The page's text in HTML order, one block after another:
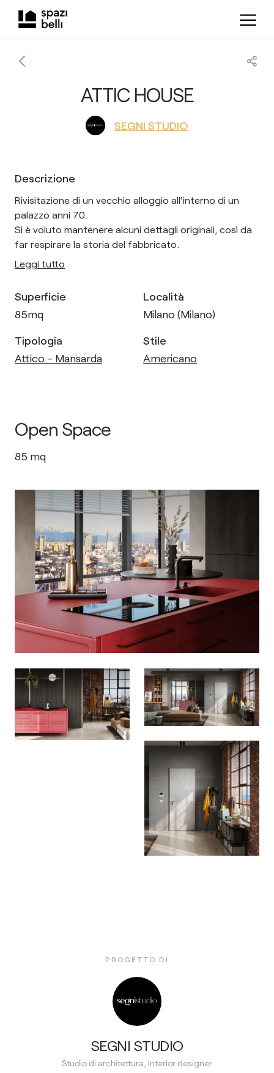
ATTIC HOUSE
SEGNI STUDIO
Descrizione
Rivisitazione di un vecchio alloggio all'interno di un
palazzo anni 70.
Si è voluto mantenere alcuni dettagli originali, così da
far respirare la storia del fabbricato.
Leggi tutto
Superficie
85mq
Località
Milano (Milano)
Tipologia
Attico - Mansarda
Stile
Americano
Open Space
85 mq
PROGETTO DI
SEGNI STUDIO
Studio di architettura, Interior designer